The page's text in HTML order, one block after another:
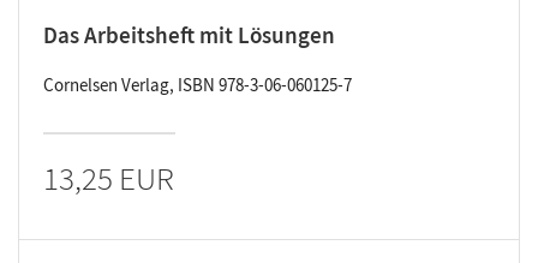
Das Arbeitsheft mit Lösungen
Cornelsen Verlag, ISBN 978-3-06-060125-7
13,25 EUR